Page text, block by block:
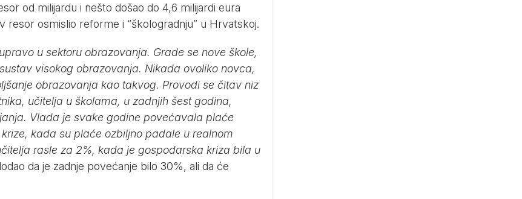
od milijardu i nešto došao do 4,6 milijardi eura
resor osmislio reforme i “škologradnju” u Hrvatskoj.
u sektoru obrazovanja. Grade se nove škole,
visokog obrazovanja. Nikada ovoliko novca,
obrazovanja kao takvog. Provodi se čitav niz
učitelja u školama, u zadnjih šest godina,
Vlada je svake godine povećavala plaće
kada su plaće ozbiljno padale u realnom
rasle za 2%, kada je gospodarska kriza bila u
da je zadnje povećanje bilo 30%, ali da će